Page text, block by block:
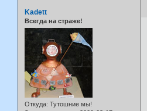
Kadett
Всегда на страже!
Откуда: Тутошние мы!